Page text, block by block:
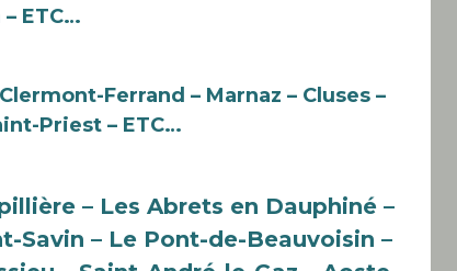
ETC…
Ferrand – Marnaz – Cluses –
Priest – ETC…
– Les Abrets en Dauphiné –
Savin – Le Pont-de-Beauvoisin –